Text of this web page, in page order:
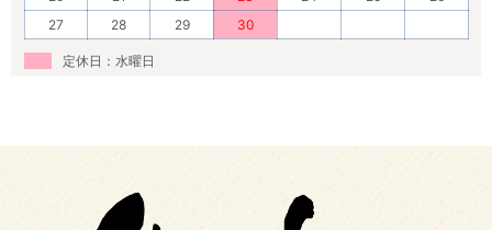
27
28 29 30
定休日：水曜日